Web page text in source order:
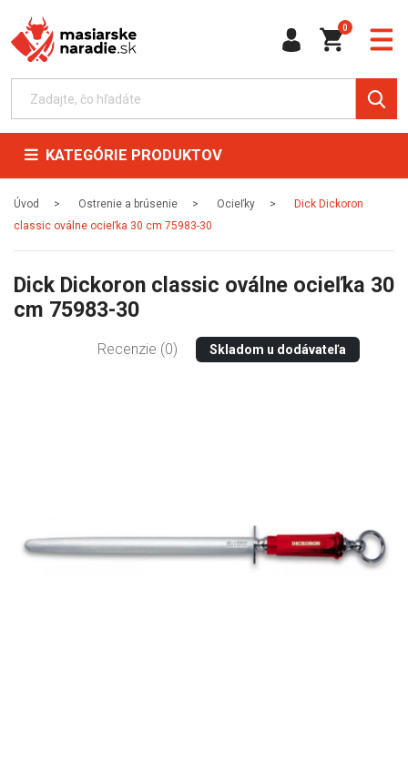
0
KATEGÓRIE PRODUKTOV
Úvod Ostrenie a brúsenie Ocieľky
Dick Dickoron
classic oválne ocieľka 30 cm 75983-30
Dick Dickoron classic oválne ocieľka 30
cm 75983-30
Recenzie (0) Skladom u dodávateľa